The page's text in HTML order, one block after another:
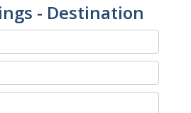
- Destination
et réserver votre
séjour